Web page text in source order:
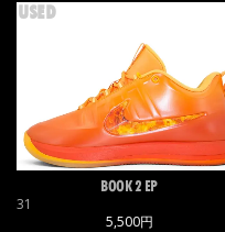
USED
BOOK 2 EP
31
5,500円